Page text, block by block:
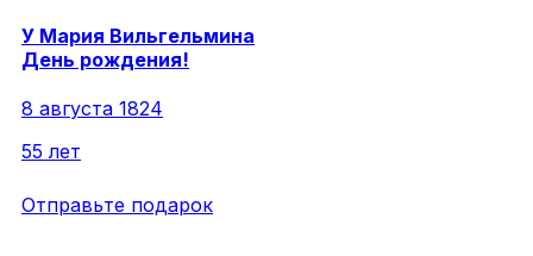
У Мария Вильгельмина
День рождения!
8 августа 1824
55 лет
Отправьте подарок